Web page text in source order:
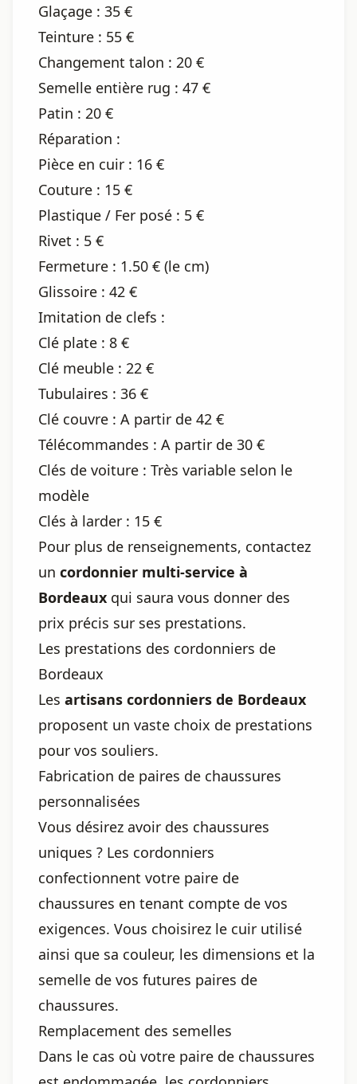
Glaçage : 35 €
Teinture : 55 €
Changement talon : 20 €
Semelle entière rug : 47 €
Patin : 20 €
Réparation :
Pièce en cuir : 16 €
Couture : 15 €
Plastique / Fer posé : 5 €
Rivet : 5 €
Fermeture : 1.50 € (le cm)
Glissoire : 42 €
Imitation de clefs :
Clé plate : 8 €
Clé meuble : 22 €
Tubulaires : 36 €
Clé couvre : A partir de 42 €
Télécommandes : A partir de 30 €
Clés de voiture : Très variable selon le
modèle
Clés à larder : 15 €
Pour plus de renseignements, contactez
un cordonnier multi-service à
Bordeaux qui saura vous donner des
prix précis sur ses prestations.
Les prestations des cordonniers de
Bordeaux
Les artisans cordonniers de Bordeaux
proposent un vaste choix de prestations
pour vos souliers.
Fabrication de paires de chaussures
personnalisées
Vous désirez avoir des chaussures
uniques ? Les cordonniers
confectionnent votre paire de
chaussures en tenant compte de vos
exigences. Vous choisirez le cuir utilisé
ainsi que sa couleur, les dimensions et la
semelle de vos futures paires de
chaussures.
Remplacement des semelles
Dans le cas où votre paire de chaussures